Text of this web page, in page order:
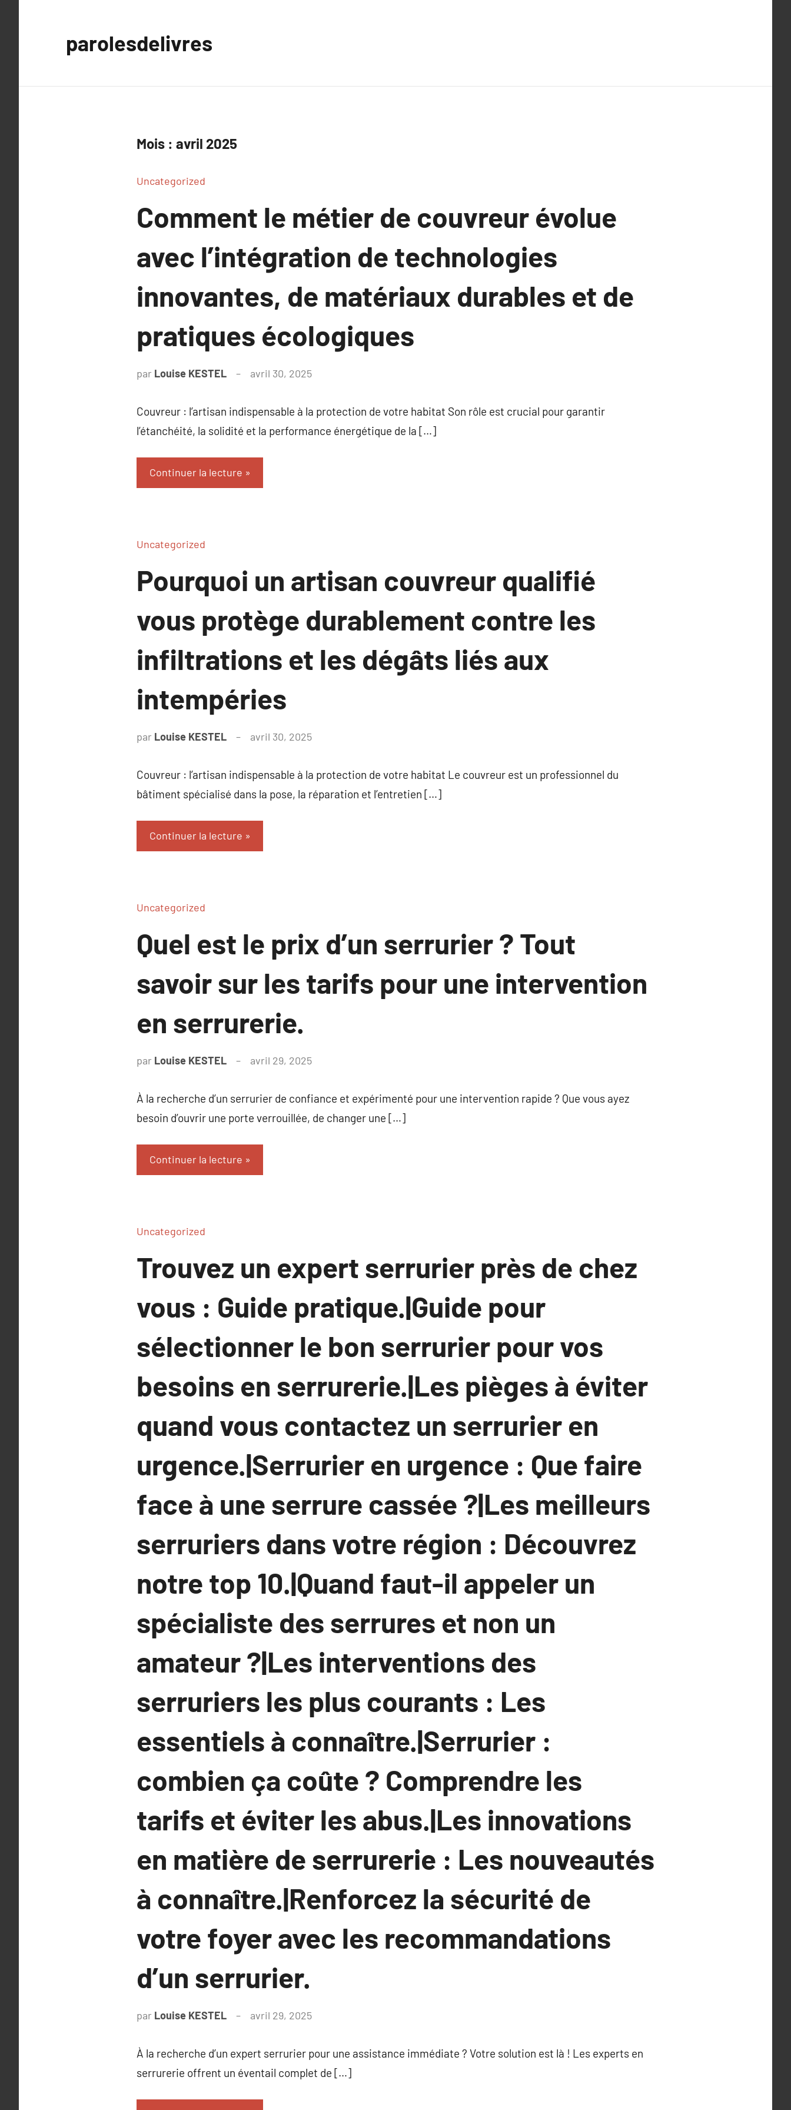
parolesdelivres
Mois : avril 2025
Uncategorized
Comment le métier de couvreur évolue
avec l’intégration de technologies
innovantes, de matériaux durables et de
pratiques écologiques
par Louise KESTEL avril 30, 2025
Couvreur : l’artisan indispensable à la protection de votre habitat Son rôle est crucial pour garantir
l’étanchéité, la solidité et la performance énergétique de la […]
Continuer la lecture
Uncategorized
Pourquoi un artisan couvreur qualifié
vous protège durablement contre les
infiltrations et les dégâts liés aux
intempéries
par Louise KESTEL avril 30, 2025
Couvreur : l’artisan indispensable à la protection de votre habitat Le couvreur est un professionnel du
bâtiment spécialisé dans la pose, la réparation et l’entretien […]
Continuer la lecture
Uncategorized
Quel est le prix d’un serrurier ? Tout
savoir sur les tarifs pour une intervention
en serrurerie.
par Louise KESTEL avril 29, 2025
À la recherche d’un serrurier de confiance et expérimenté pour une intervention rapide ? Que vous ayez
besoin d’ouvrir une porte verrouillée, de changer une […]
Continuer la lecture
Uncategorized
Trouvez un expert serrurier près de chez
vous : Guide pratique.|Guide pour
sélectionner le bon serrurier pour vos
besoins en serrurerie.|Les pièges à éviter
quand vous contactez un serrurier en
urgence.|Serrurier en urgence : Que faire
face à une serrure cassée ?|Les meilleurs
serruriers dans votre région : Découvrez
notre top 10.|Quand faut-il appeler un
spécialiste des serrures et non un
amateur ?|Les interventions des
serruriers les plus courants : Les
essentiels à connaître.|Serrurier :
combien ça coûte ? Comprendre les
tarifs et éviter les abus.|Les innovations
en matière de serrurerie : Les nouveautés
à connaître.|Renforcez la sécurité de
votre foyer avec les recommandations
d’un serrurier.
par Louise KESTEL avril 29, 2025
À la recherche d’un expert serrurier pour une assistance immédiate ? Votre solution est là ! Les experts en
serrurerie offrent un éventail complet de […]